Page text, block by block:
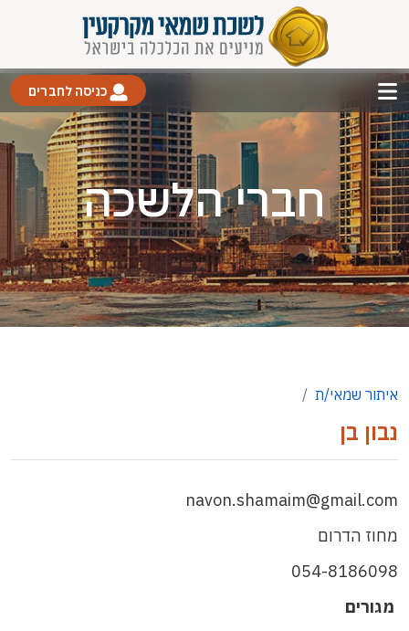
כניסה לחברים
חברי הלשכה
איתור שמאי/ת
נבון בן
navon.shamaim@gmail.com
מחוז הדרום
054-8186098
מגורים